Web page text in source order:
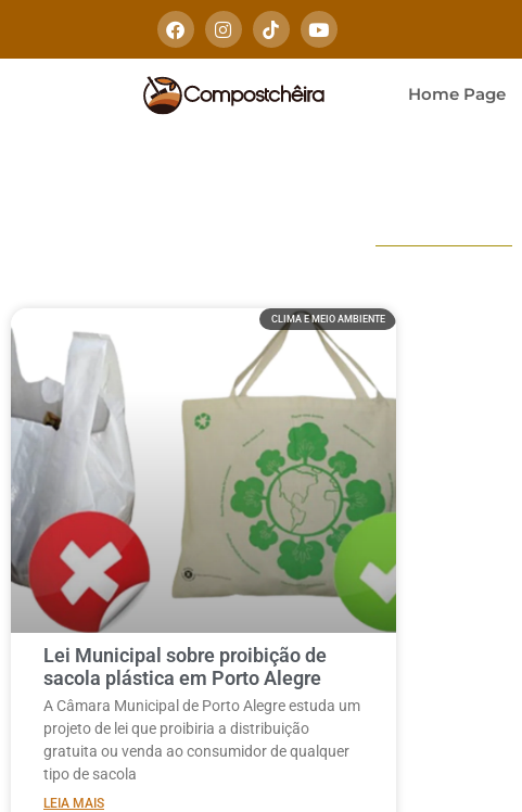
Home Page
CLIMA E MEIO AMBIENTE
Lei Municipal sobre proibição de
sacola plástica em Porto Alegre
A Câmara Municipal de Porto Alegre estuda um
projeto de lei que proibiria a distribuição
gratuita ou venda ao consumidor de qualquer
tipo de sacola
LEIA MAIS